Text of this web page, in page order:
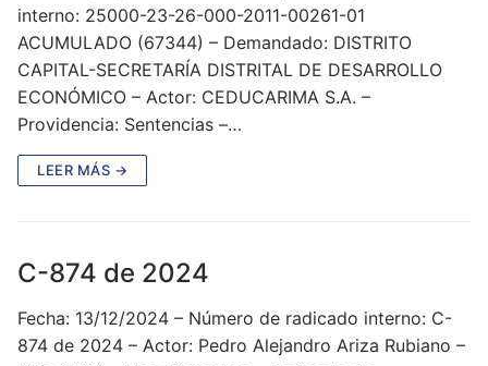
interno: 25000-23-26-000-2011-00261-01
ACUMULADO (67344) – Demandado: DISTRITO
CAPITAL-SECRETARÍA DISTRITAL DE DESARROLLO
ECONÓMICO – Actor: CEDUCARIMA S.A. –
Providencia: Sentencias –…
LEER MÁS →
C-874 de 2024
Fecha: 13/12/2024 – Número de radicado interno: C-
874 de 2024 – Actor: Pedro Alejandro Ariza Rubiano –